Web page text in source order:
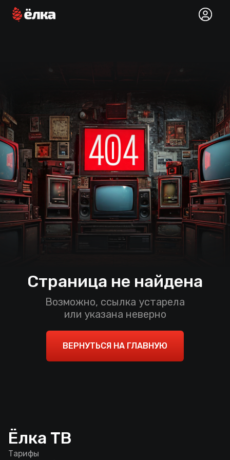
Страница не найдена
Возможно, ссылка устарела
или указана неверно
ВЕРНУТЬСЯ НА ГЛАВНУЮ
Ёлка ТВ
Тарифы